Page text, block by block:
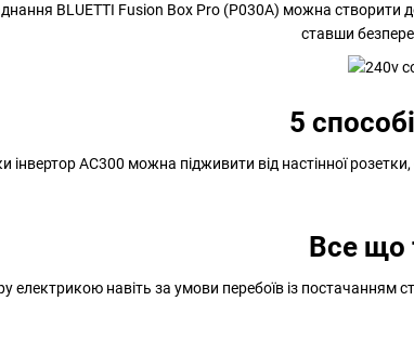
BLUETTI Fusion Box Pro (P030A) можна створити
ставши
5
інвертор AC300 можна підживити від настінної
Все що
електрикою навіть за умови перебоїв із постачанням